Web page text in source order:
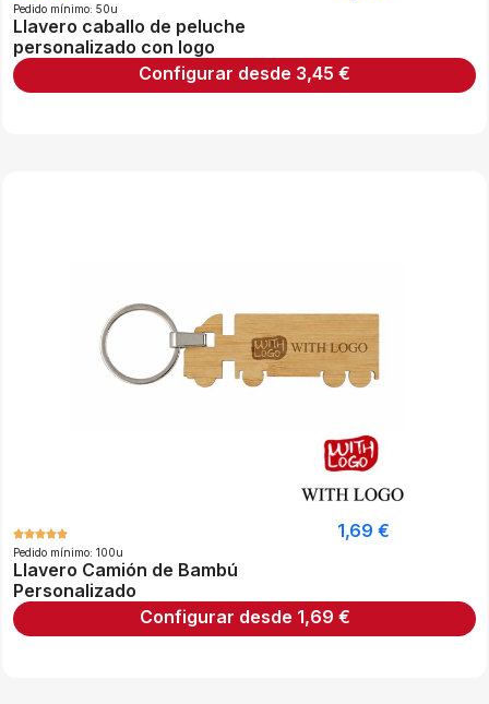
Pedido mínimo: 50u
Llavero caballo de peluche
personalizado con logo
Configurar desde 3,45 €
Pedido mínimo: 100u
Llavero Camión de Bambú
Personalizado
1,69 €
Configurar desde 1,69 €